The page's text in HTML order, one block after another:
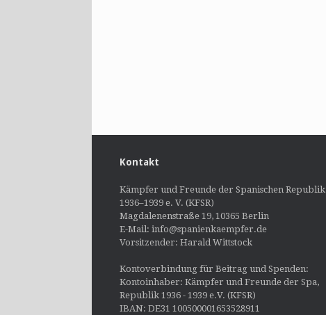
Kontakt
Kämpfer und Freunde der Spanischen Republik
1936–1939 e. V. (KFSR)
Magdalenenstraße 19, 10365 Berlin
E-Mail: info@spanienkaempfer.de
Vorsitzender: Harald Wittstock
Kontoverbindung für Beitrag und Spenden:
Kontoinhaber: Kämpfer und Freunde der Spa,
Republik 1936 - 1939 e.V. (KFSR)
IBAN: DE31 100500001653528911